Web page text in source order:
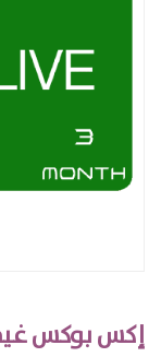
إكس بوكس غيم